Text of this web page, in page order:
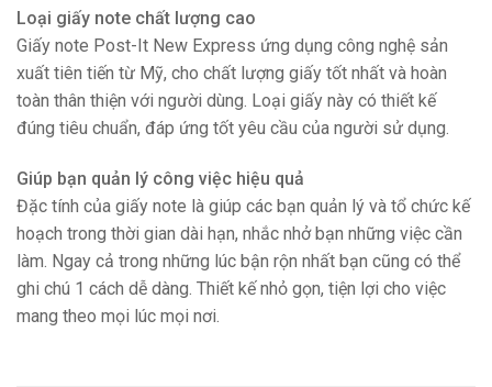
Loại giấy note chất lượng cao
Giấy note Post-It New Express ứng dụng công nghệ sản
xuất tiên tiến từ Mỹ, cho chất lượng giấy tốt nhất và hoàn
toàn thân thiện với người dùng. Loại giấy này có thiết kế
đúng tiêu chuẩn, đáp ứng tốt yêu cầu của người sử dụng.
Giúp bạn quản lý công việc hiệu quả
Đặc tính của giấy note là giúp các bạn quản lý và tổ chức kế
hoạch trong thời gian dài hạn, nhắc nhở bạn những việc cần
làm. Ngay cả trong những lúc bận rộn nhất bạn cũng có thể
ghi chú 1 cách dễ dàng. Thiết kế nhỏ gọn, tiện lợi cho việc
mang theo mọi lúc mọi nơi.